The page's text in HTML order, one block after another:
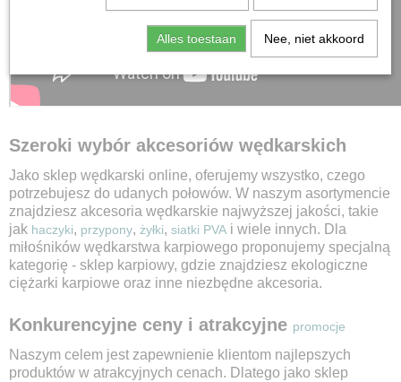
Szeroki wybór akcesoriów wędkarskich
Jako sklep wędkarski online, oferujemy wszystko, czego
potrzebujesz do udanych połowów. W naszym asortymencie
znajdziesz akcesoria wędkarskie najwyższej jakości, takie
jak haczyki, przypony, żyłki, siatki PVA i wiele innych. Dla
miłośników wędkarstwa karpiowego proponujemy specjalną
kategorię - sklep karpiowy, gdzie znajdziesz ekologiczne
ciężarki karpiowe oraz inne niezbędne akcesoria.
Konkurencyjne ceny i atrakcyjne promocje
Naszym celem jest zapewnienie klientom najlepszych
produktów w atrakcyjnych cenach. Dlatego jako sklep
Alles toestaan Nee, niet akkoord